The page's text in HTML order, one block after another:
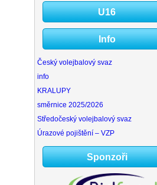
26.8.2026
27.8.2026 --Treninky: Kpy U16 -
28.8.2026
Ostrava
28.8.2026 - - U18 , U20 : Turnaj
Ostrava
4.9.2026 --U20: Turnaj Prostějov
U18, U16 : Turnaj Tábor
U16
Info
Český volejbalový svaz
info
KRALUPY
směrnice 2025/2026
Středočeský volejbalový svaz
Úrazové pojištění – VZP
Sponzoři